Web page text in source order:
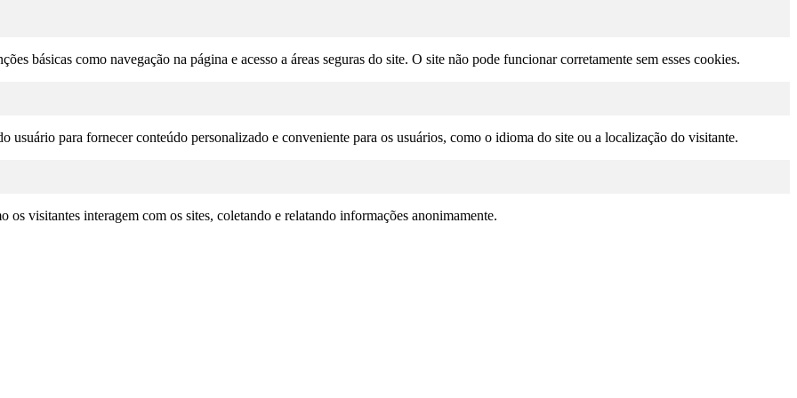
básicas como navegação na página e acesso a áreas seguras do site. O site não pode funcionar corretamente sem esses cookies.
usuário para fornecer conteúdo personalizado e conveniente para os usuários, como o idioma do site ou a localização do visitante.
os visitantes interagem com os sites, coletando e relatando informações anonimamente.